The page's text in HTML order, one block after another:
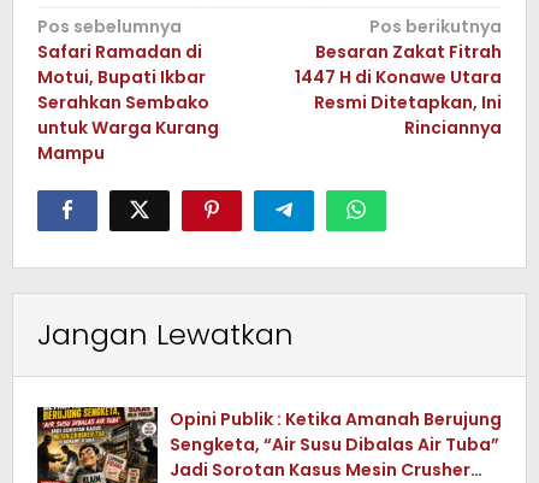
Navigasi
pos
Pos sebelumnya
Safari Ramadan di
Motui, Bupati Ikbar
Serahkan Sembako
untuk Warga Kurang
Mampu
Pos berikutnya
Besaran Zakat Fitrah
1447 H di Konawe Utara
Resmi Ditetapkan, Ini
Rinciannya
Jangan Lewatkan
Opini Publik : Ketika Amanah Berujung
Sengketa, “Air Susu Dibalas Air Tuba”
Jadi Sorotan Kasus Mesin Crusher